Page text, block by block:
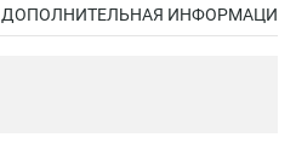
ДОПОЛНИТЕЛЬНАЯ ИНФОРМАЦИЯ